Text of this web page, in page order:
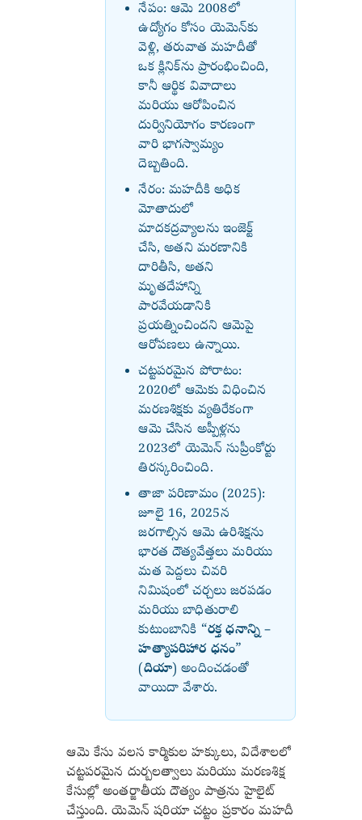
నేపం: ఆమె 2008లో
ఉద్యోగం కోసం యెమెన్‌కు
వెళ్లి, తరువాత మహదీతో
ఒక క్లినిక్‌ను ప్రారంభించింది,
కానీ ఆర్థిక వివాదాలు
మరియు ఆరోపించిన
దుర్వినియోగం కారణంగా
వారి భాగస్వామ్యం
దెబ్బతింది.
నేరం: మహదీకి అధిక
మోతాదులో
మాదకద్రవ్యాలను ఇంజెక్ట్
చేసి, అతని మరణానికి
దారితీసి, అతని
మృతదేహాన్ని
పారవేయడానికి
ప్రయత్నించిందని ఆమెపై
ఆరోపణలు ఉన్నాయి.
చట్టపరమైన పోరాటం:
2020లో ఆమెకు విధించిన
మరణశిక్షకు వ్యతిరేకంగా
ఆమె చేసిన అప్పీళ్లను
2023లో యెమెన్ సుప్రీంకోర్టు
తిరస్కరించింది.
తాజా పరిణామం (2025):
జూలై 16, 2025న
జరగాల్సిన ఆమె ఉరిశిక్షను
భారత దౌత్యవేత్తలు మరియు
మత పెద్దలు చివరి
నిమిషంలో చర్చలు జరపడం
మరియు బాధితురాలి
కుటుంబానికి “రక్త ధనాన్ని –
హత్యాపరిహార ధనం”
(దియా) అందించడంతో
వాయిదా వేశారు.
ఆమె కేసు వలస కార్మికుల హక్కులు, విదేశాలలో
చట్టపరమైన దుర్బలత్వాలు మరియు మరణశిక్ష
కేసుల్లో అంతర్జాతీయ దౌత్యం పాత్రను హైలైట్
చేస్తుంది. యెమెన్ షరియా చట్టం ప్రకారం మహదీ